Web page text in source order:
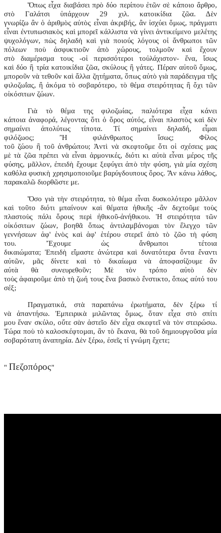
Ὅπως εἶχα διαβάσει πρὸ δύο περίπου ἐτῶν σὲ κάποιο ἄρθρο,
στὸ Γαλάτσι ὑπάρχουν 29 χιλ. κατοικίδια ζῶα. Δὲν
γνωρίζω ἂν ὁ ἀριθμὸς αὐτὸς εἶναι ἀκριβής, ἂν ἰσχύει ὅμως, πράγματι
εἶναι ἐντυπωσιακὸς καὶ μπορεῖ κάλλιστα νὰ γίνει ἀντικείμενο μελέτης
ψυχολόγων, πὼς δηλαδὴ καὶ γιὰ ποιούς λόγους οἱ ἄνθρωποι τῶν
πόλεων ποὺ ἀσφυκτιοῦν ἀπὸ χώρους, τολμοῦν καὶ ἔχουν
στὸ διαμέρισμα τους -οἱ περισσότεροι τοὐλάχιστον- ἕνα, ἴσως
καὶ δύο ἢ τρία κατοικίδια ζῶα, σκύλους ἢ γάτες. Πέραν αὐτοῦ ὅμως,
μποροῦν νὰ τεθοῦν καὶ ἄλλα ζητήματα, ὅπως αὐτὸ γιὰ παράδειγμα τῆς
φιλοζωΐας, ἢ ἀκόμα τὸ σοβαρότερο, τὸ θέμα στειρότητας ἢ ὄχι τῶν
οἰκόσιτων ζώων.
Γιὰ τὸ θέμα της φιλοζωίας, παλιότερα εἶχα κάνει
κάποια ἀναφορά, λέγοντας ὅτι ὁ ὅρος αὐτός, εἶναι πλαστὸς καὶ δὲν
σημαίνει ἀπολύτως τίποτα. Τί σημαίνει δηλαδή, εἶμαι
φιλόζωος; Ἢ φιλάνθρωπος ἴσως; Φίλος
τοῦ ζώου ἢ τοῦ ἀνθρώπου; Ἀντὶ νὰ σκεφτοῦμε ὅτι οἱ σχέσεις μας
μὲ τὰ ζῶα πρέπει νὰ εἶναι ἁρμονικές, διότι κι αὐτὰ εἶναι μέρος τῆς
φύσης, μᾶλλον, ἐπειδὴ ἔχουμε ξεφύγει ἀπὸ τὴν φύση, γιὰ μία σχέση
καθόλα φυσικὴ χρησιμοποιοῦμε βαρύγδουπους ὅρος. Ἂν κάνω λάθος,
παρακαλῶ διορθῶστε με.
Ὅσο γιὰ τὴν στειρότητα, τὸ θέμα εἶναι δυσκολότερο μᾶλλον
καὶ τοῦτο διότι μπαίνουν καὶ θέματα ἠθικῆς -ἂν δεχτοῦμε τοὺς
πλαστοὺς πάλι ὅρους περὶ ἠθικοῦ-ἀνήθικου. Ἡ στειρότητα τῶν
οἰκόσιτων ζώων, βοηθᾶ ὅπως ἀντιλαμβάνομαι τὸν ἔλεγχο τῶν
γεννήσεων ἀφ' ἑνὸς καὶ ἀφ' ἑτέρου στερεῖ ἀπὸ τὸ ζῶο τὴ φύση
του. Ἔχουμε ὡς ἄνθρωποι τέτοια
δικαιώματα; Ἐπειδὴ εἴμαστε ἀνώτερα καὶ δυνατότερα ὄντα ἔναντι
αὐτῶν, μᾶς δίνετε καὶ τὸ δικαίωμα νὰ ἀποφασίζουμε ἂν
αὐτὰ θὰ συνευρεθοῦν; Μὲ τὸν τρόπο αὐτὸ δὲν
τοὺς ἀφαιροῦμε ἀπὸ τὴ ζωή τους ἕνα βασικὸ ἔνστικτο, ὅπως αὐτό του
σέξ;
Πραγματικά, στὰ παραπάνω ἐρωτήματα, δὲν ξέρω τί
νὰ ἀπαντήσω. Ἐμπειρικὰ μιλῶντας ὅμως, ὅταν εἶχα στὸ σπίτι
μου ἕναν σκύλο, οὔτε σὰν ἀστεῖο δὲν εἶχα σκεφτεῖ νὰ τὸν στειρώσω.
Τώρα ποὺ τὸ καλοσκέφτομαι, ἂν τὸ ἔκανα, θὰ τοῦ δημιουργοῦσα μία
σοβαρότατη ἀναπηρία. Δὲν ξέρω, ἐσεῖς τί γνώμη ἔχετε;
" Πεζοπόρος"